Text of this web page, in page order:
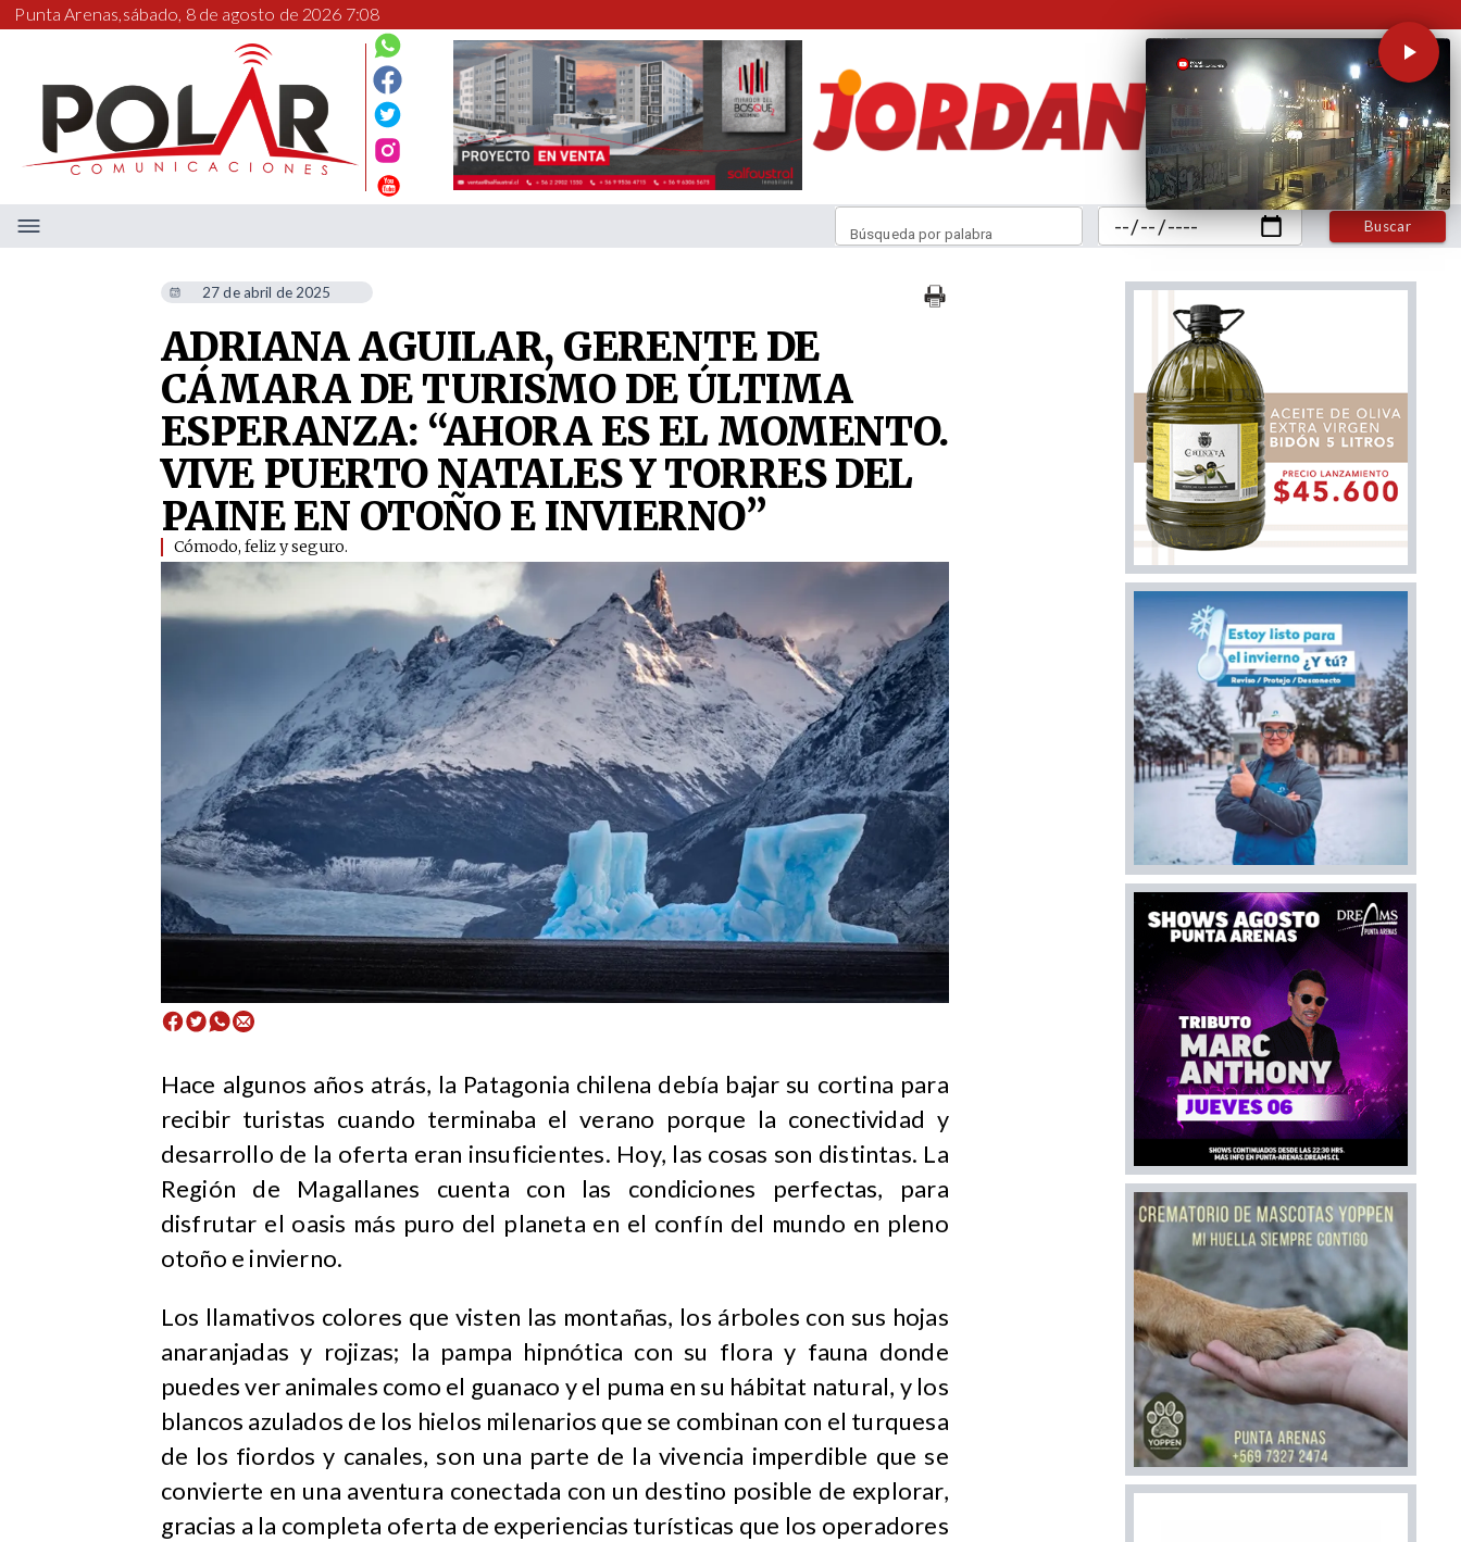
Punta Arenas,sábado, 8 de agosto de 2026 7:08
Buscar
Búsqueda por palabra
27 de abril de 2025
ADRIANA AGUILAR, GERENTE DE
CÁMARA DE TURISMO DE ÚLTIMA
ESPERANZA: “AHORA ES EL MOMENTO.
VIVE PUERTO NATALES Y TORRES DEL
PAINE EN OTOÑO E INVIERNO”
Cómodo, feliz y seguro. ​
Hace algunos años atrás, la Patagonia chilena debía bajar su cortina para
recibir turistas cuando terminaba el verano porque la conectividad y
desarrollo de la oferta eran insuficientes. Hoy, las cosas son distintas. La
Región de Magallanes cuenta con las condiciones perfectas, para
disfrutar el oasis más puro del planeta en el confín del mundo en pleno
otoño e invierno.
Los llamativos colores que visten las montañas, los árboles con sus hojas
anaranjadas y rojizas; la pampa hipnótica con su flora y fauna donde
puedes ver animales como el guanaco y el puma en su hábitat natural, y los
blancos azulados de los hielos milenarios que se combinan con el turquesa
de los fiordos y canales, son una parte de la vivencia imperdible que se
convierte en una aventura conectada con un destino posible de explorar,
gracias a la completa oferta de experiencias turísticas que los operadores